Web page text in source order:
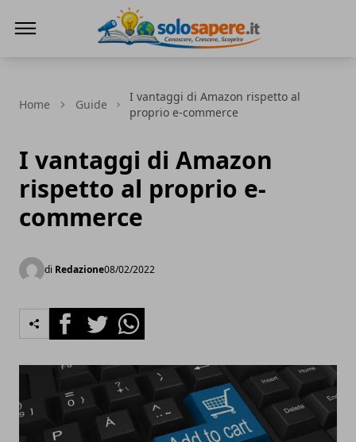
Home Guide
I vantaggi di Amazon rispetto al
proprio e-commerce
I vantaggi di Amazon
rispetto al proprio e-
commerce
di Redazione08/02/2022
FacebookTwitterWhatsapp